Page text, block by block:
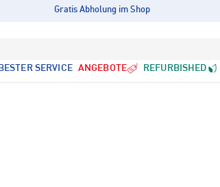
Gratis Abholung im Shop
BESTER SERVICE ANGEBOTE REFURBISHED